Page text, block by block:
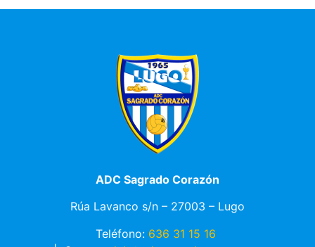
ADC Sagrado Corazón
Rúa Lavanco s/n – 27003 – Lugo
Teléfono: 636 31 15 16